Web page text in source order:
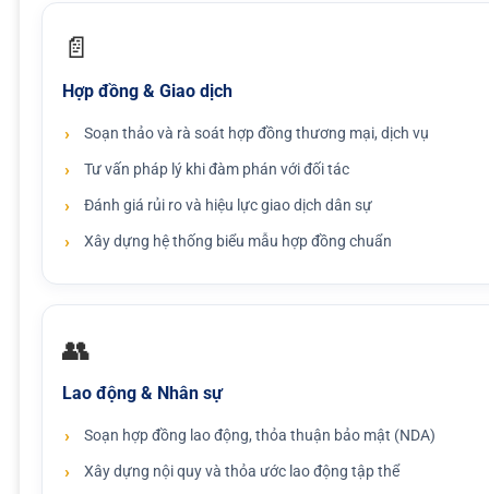
📄
Hợp đồng & Giao dịch
Soạn thảo và rà soát hợp đồng thương mại, dịch vụ
Tư vấn pháp lý khi đàm phán với đối tác
Đánh giá rủi ro và hiệu lực giao dịch dân sự
Xây dựng hệ thống biểu mẫu hợp đồng chuẩn
👥
Lao động & Nhân sự
Soạn hợp đồng lao động, thỏa thuận bảo mật (NDA)
Xây dựng nội quy và thỏa ước lao động tập thể